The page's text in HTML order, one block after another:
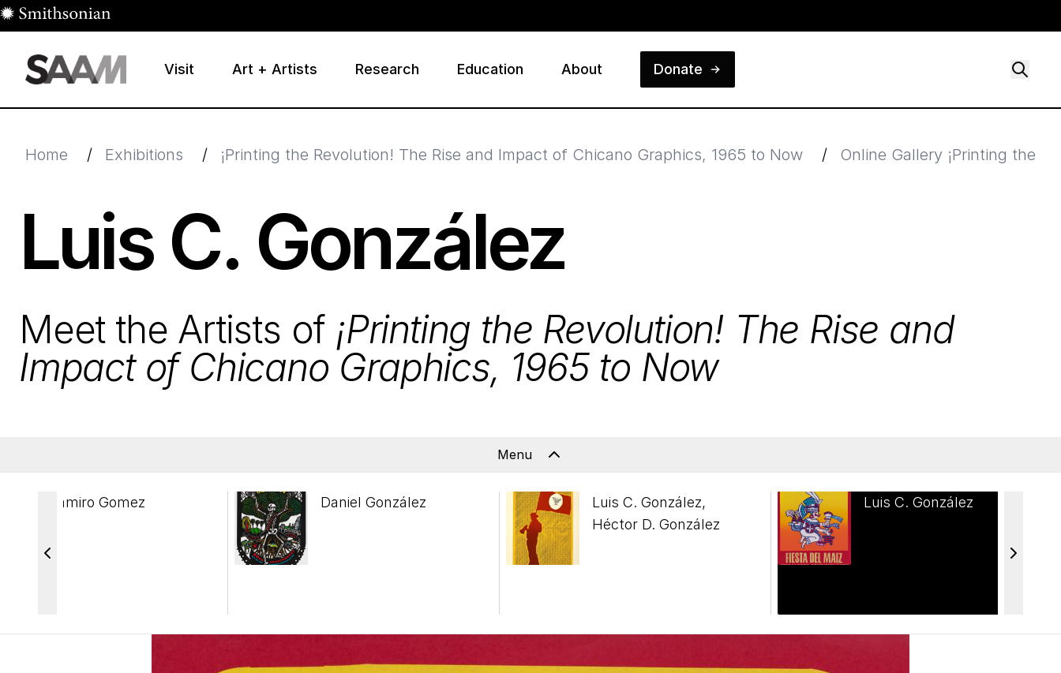
Skip to main content
Visit Art + Artists Research Education About Donate
Home / Exhibitions / ¡Printing the Revolution! The Rise and Impact of Chicano Graphics, 1965 to Now / Online Gallery ¡Printing the
Luis C. González
Meet the Artists of ¡Printing the Revolution! The Rise and
Impact of Chicano Graphics, 1965to Now
Menu
Ramiro Gomez Daniel González
Luis C. González,
Héctor D. González
Luis C. González